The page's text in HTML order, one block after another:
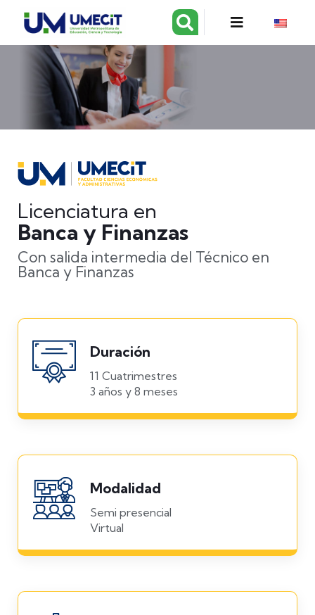
Licenciatura en
Banca y Finanzas
Con salida intermedia del Técnico en
Banca y Finanzas
Duración
11 Cuatrimestres
3 años y 8 meses
Modalidad
Semi presencial
Virtual